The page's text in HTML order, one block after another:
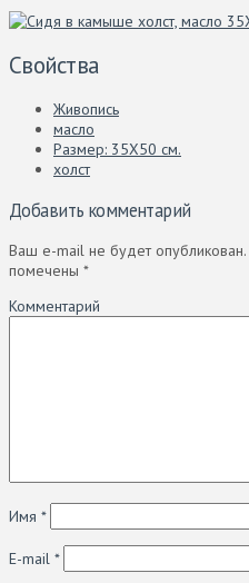
Свойства
Живопись
масло
Размер: 35Х50 см.
холст
Добавить комментарий
Ваш e-mail не будет опубликован.
помечены *
Комментарий
Имя *
E-mail *